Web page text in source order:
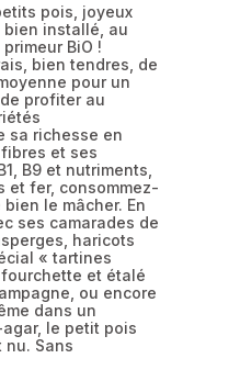
pois, joyeux
bien installé, au
BiO !
bien tendres, de
pour un
profiter au
sa richesse en
et ses
B9 et nutriments,
et fer, consommez-
le mâcher. En
ses camarades de
haricots
« tartines
et étalé
ou encore
dans un
le petit pois
Sans